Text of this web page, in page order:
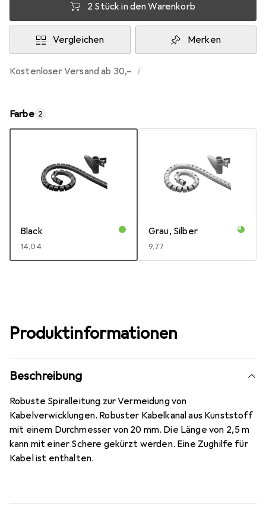
2 Stück in den Warenkorb
Vergleichen Merken
Kostenloser Versand ab 30,– i
Farbe 2
Black
EUR
14,04
Grau, Silber
EUR
9,77
Produktinformationen
Beschreibung
Robuste Spiralleitung zur Vermeidung von
Kabelverwicklungen. Robuster Kabelkanal aus Kunststoff
mit einem Durchmesser von 20 mm. Die Länge von 2,5 m
kann mit einer Schere gekürzt werden. Eine Zughilfe für
Kabel ist enthalten.